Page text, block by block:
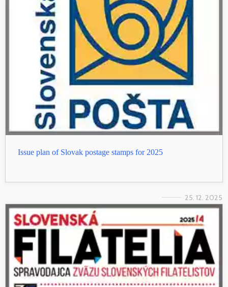
Issue plan of Slovak postage stamps for 2025
25. 12. 2025